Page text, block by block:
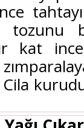
kat
Cila